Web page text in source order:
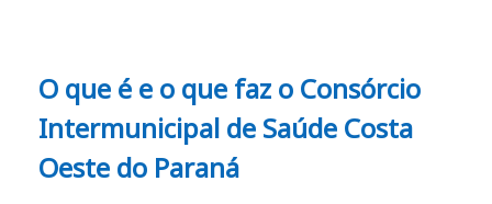
O que é e o que faz o Consórcio
Intermunicipal de Saúde Costa
Oeste do Paraná